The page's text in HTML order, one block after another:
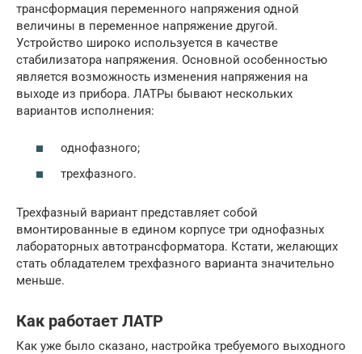
трансформация переменного напряжения одной
величины в переменное напряжение другой.
Устройство широко используется в качестве
стабилизатора напряжения. Основной особенностью
является возможность изменения напряжения на
выходе из прибора. ЛАТРы бывают нескольких
вариантов исполнения:
однофазного;
трехфазного.
Трехфазный вариант представляет собой
вмонтированные в едином корпусе три однофазных
лабораторных автотрансформатора. Кстати, желающих
стать обладателем трехфазного варианта значительно
меньше.
Как работает ЛАТР
Как уже было сказано, настройка требуемого выходного